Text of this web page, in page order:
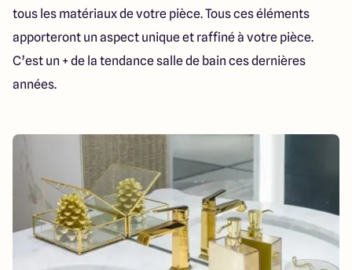
tous les matériaux de votre pièce. Tous ces éléments
apporteront un aspect unique et raffiné à votre pièce.
C’est un + de la tendance salle de bain ces dernières
années.